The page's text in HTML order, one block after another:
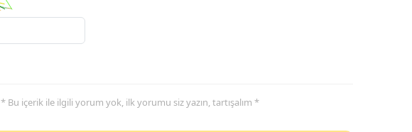
* Bu içerik ile ilgili yorum yok, ilk yorumu siz yazın, tartışalım *